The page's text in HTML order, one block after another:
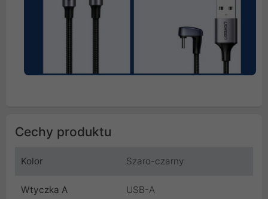
Cechy produktu
Kolor Szaro-czarny
Wtyczka A USB-A